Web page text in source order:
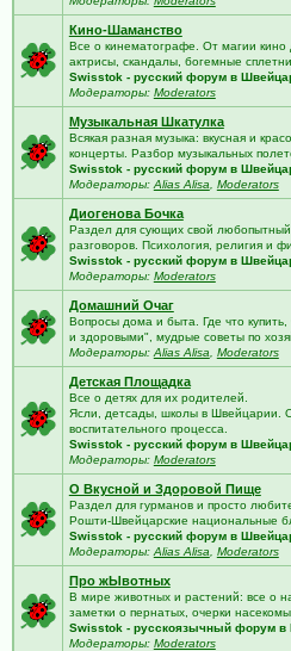
Кино-Шаманство
Все о кинематографе. От магии кино
актрисы, скандалы, богемные
Swisstok - русский форум в
Модераторы: Moderators
Музыкальная Шкатулка
Всякая разная музыка: вкусная и
концерты. Разбор музыкальных
Swisstok - русский форум в
Модераторы: Alias Alisa Moderators
Диогенова Бочка
Раздел для сующих свой
разговоров. Психология, религия и
Swisstok - русский форум в
Модераторы: Moderators
Домашний Очаг
Вопросы дома и быта. Где что
и здоровыми", мудрые советы по
Модераторы: Alias Alisa Moderators
Детская Площадка
Все о детях для их родителей.
Ясли, детсады, школы в Швейцарии.
воспитательного процесса.
Swisstok - русский форум в
Модераторы: Moderators
О Вкусной и Здоровой Пище
Раздел для гурманов и просто
Рошти-Швейцарские национальные
Swisstok - русский форум в
Модераторы: Alias Alisa Moderators
Про жЫвотных
В мире животных и растений: все о
заметки о пернатых, очерки
Swisstok - русскоязычный форум в
Модераторы: Moderators